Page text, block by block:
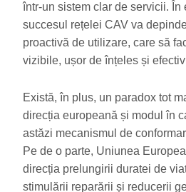
într-un sistem clar de servicii. În
succesul rețelei CAV va
proactivă de utilizare, care să
vizibile, ușor de înțeles și
Există, în plus, un paradox tot
direcția europeană și modul în
astăzi mecanismul de
Pe de o parte, Uniunea
direcția prelungirii duratei de
stimulării reparării și reducerii